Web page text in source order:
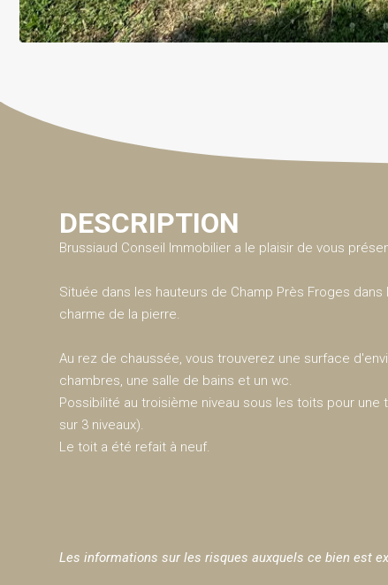
DESCRIPTION
Brussiaud Conseil Immobilier a le plaisir de vous
Située dans les hauteurs de Champ Près Froges
charme de la pierre.
Au rez de chaussée, vous trouverez une surface
chambres, une salle de bains et un wc.
Possibilité au troisième niveau sous les toits pour
sur 3 niveaux).
Le toit a été refait à neuf.
Les informations sur les risques auxquels ce bien est